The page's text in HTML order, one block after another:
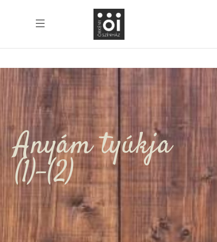
Anyám tyúkja
(1)-(2)